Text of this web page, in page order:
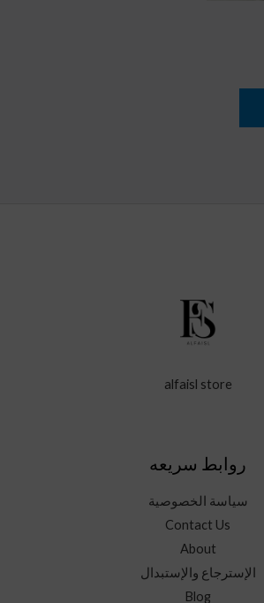
alfaisl store
روابط سريعه
سياسة الخصوصية
Contact Us
About
الإسترجاع والإستبدال
Blog